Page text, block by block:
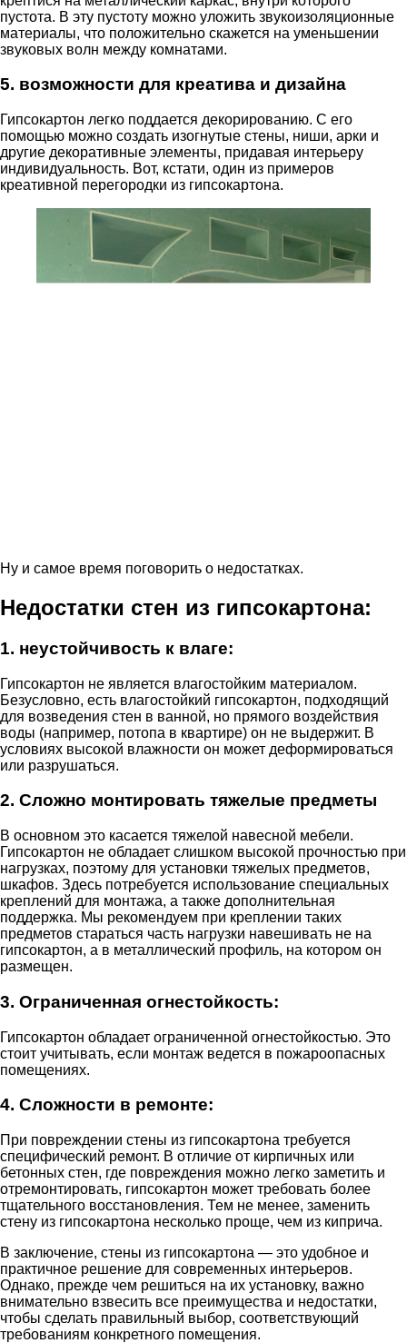
пустота. В эту пустоту можно уложить звукоизоляционные
материалы, что положительно скажется на уменьшении
звуковых волн между комнатами.
5. возможности для креатива и дизайна
Гипсокартон легко поддается декорированию. С его
помощью можно создать изогнутые стены, ниши, арки и
другие декоративные элементы, придавая интерьеру
индивидуальность. Вот, кстати, один из примеров
креативной перегородки из гипсокартона.
Ну и самое время поговорить о недостатках.
Недостатки стен из гипсокартона:
1. неустойчивость к влаге:
Гипсокартон не является влагостойким материалом.
Безусловно, есть влагостойкий гипсокартон, подходящий
для возведения стен в ванной, но прямого воздействия
воды (например, потопа в квартире) он не выдержит. В
условиях высокой влажности он может деформироваться
или разрушаться.
2. Сложно монтировать тяжелые предметы
В основном это касается тяжелой навесной мебели.
Гипсокартон не обладает слишком высокой прочностью при
нагрузках, поэтому для установки тяжелых предметов,
шкафов. Здесь потребуется использование специальных
креплений для монтажа, а также дополнительная
поддержка. Мы рекомендуем при креплении таких
предметов стараться часть нагрузки навешивать не на
гипсокартон, а в металлический профиль, на котором он
размещен.
3. Ограниченная огнестойкость:
Гипсокартон обладает ограниченной огнестойкостью. Это
стоит учитывать, если монтаж ведется в пожароопасных
помещениях.
4. Сложности в ремонте:
При повреждении стены из гипсокартона требуется
специфический ремонт. В отличие от кирпичных или
бетонных стен, где повреждения можно легко заметить и
отремонтировать, гипсокартон может требовать более
тщательного восстановления. Тем не менее, заменить
стену из гипсокартона несколько проще, чем из киприча.
В заключение, стены из гипсокартона — это удобное и
практичное решение для современных интерьеров.
Однако, прежде чем решиться на их установку, важно
внимательно взвесить все преимущества и недостатки,
чтобы сделать правильный выбор, соответствующий
требованиям конкретного помещения.